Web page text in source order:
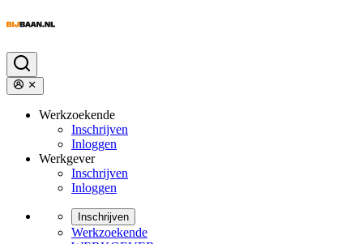
Werkzoekende
Inschrijven
Inloggen
Werkgever
Inschrijven
Inloggen
Inschrijven
Werkzoekende